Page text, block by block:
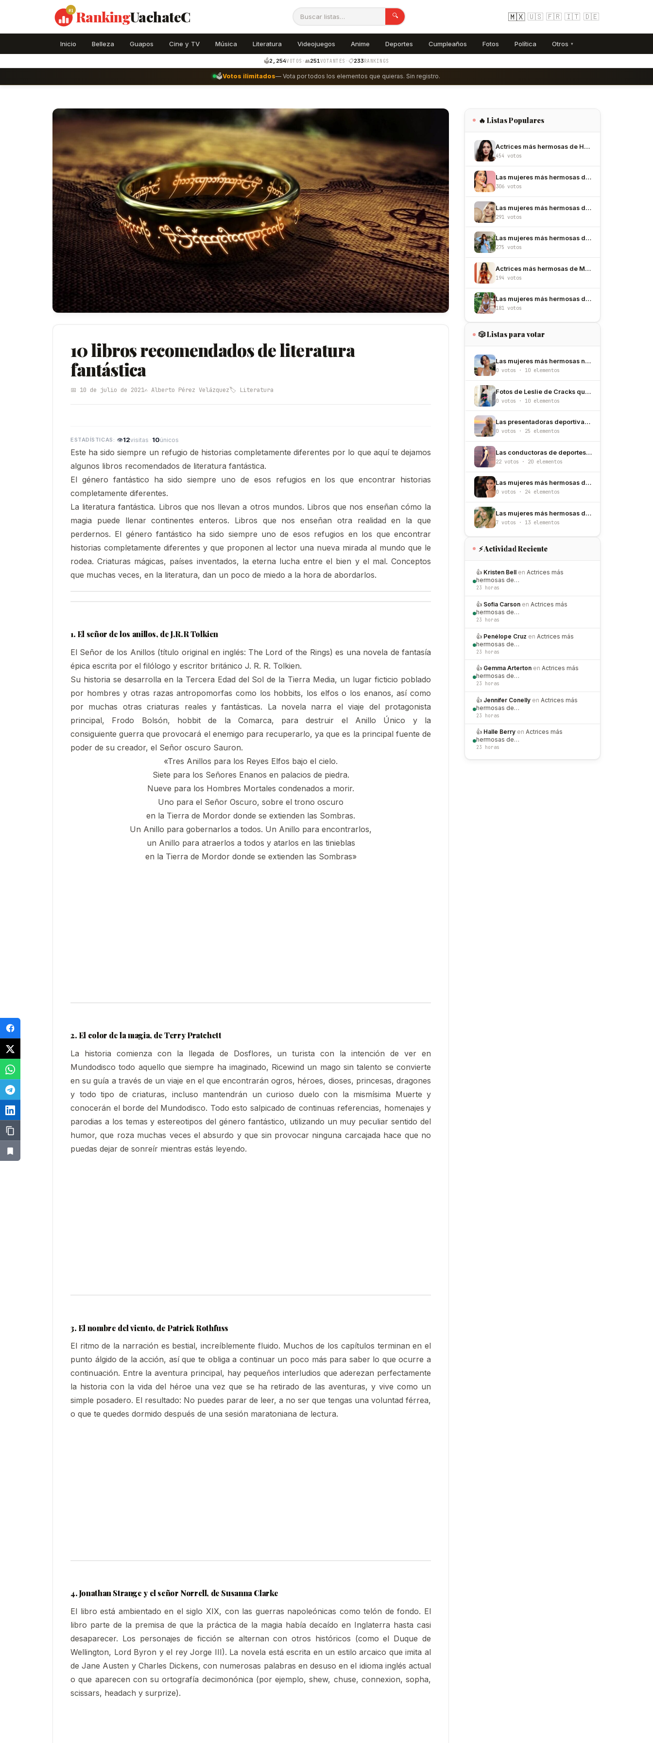
#1 RankingUachateC 🔍 🇲🇽 🇺🇸 🇫🇷 🇮🇹 🇩🇪
Inicio Belleza Guapos Cine y TV Música Literatura Videojuegos Anime Deportes Cumpleaños Fotos Política Otros ▾
🗳️2,254VOTOS ·👥251VOTANTES ·📋233RANKINGS
🗳️Votos ilimitados— Vota por todos los elementos que quieras. Sin registro.
10 libros recomendados de literatura
fantástica
📅 10 de julio de 2021✍️ Alberto Pérez Velázquez🏷️ Literatura
👁12visitas · 10únicos
Este ha sido siempre un refugio de historias completamente diferentes por lo que aquí te dejamos
algunos libros recomendados de literatura fantástica.
El género fantástico ha sido siempre uno de esos refugios en los que encontrar historias
completamente diferentes.
La literatura fantástica. Libros que nos llevan a otros mundos. Libros que nos enseñan cómo la
magia puede llenar continentes enteros. Libros que nos enseñan otra realidad en la que
perdernos. El género fantástico ha sido siempre uno de esos refugios en los que encontrar
historias completamente diferentes y que proponen al lector una nueva mirada al mundo que le
rodea. Criaturas mágicas, países inventados, la eterna lucha entre el bien y el mal. Conceptos
que muchas veces, en la literatura, dan un poco de miedo a la hora de abordarlos.
1. El señor de los anillos, de J.R.R Tolkien
El Señor de los Anillos (título original en inglés: The Lord of the Rings) es una novela de fantasía
épica escrita por el filólogo y escritor británico J. R. R. Tolkien.
Su historia se desarrolla en la Tercera Edad del Sol de la Tierra Media, un lugar ficticio poblado
por hombres y otras razas antropomorfas como los hobbits, los elfos o los enanos, así como
por muchas otras criaturas reales y fantásticas. La novela narra el viaje del protagonista
principal, Frodo Bolsón, hobbit de la Comarca, para destruir el Anillo Único y la
consiguiente guerra que provocará el enemigo para recuperarlo, ya que es la principal fuente de
poder de su creador, el Señor oscuro Sauron.
«Tres Anillos para los Reyes Elfos bajo el cielo.
Siete para los Señores Enanos en palacios de piedra.
Nueve para los Hombres Mortales condenados a morir.
Uno para el Señor Oscuro, sobre el trono oscuro
en la Tierra de Mordor donde se extienden las Sombras.
Un Anillo para gobernarlos a todos. Un Anillo para encontrarlos,
un Anillo para atraerlos a todos y atarlos en las tinieblas
en la Tierra de Mordor donde se extienden las Sombras»
2. El color de la magia, de Terry Pratchett
La historia comienza con la llegada de Dosflores, un turista con la intención de ver en
Mundodisco todo aquello que siempre ha imaginado, Ricewind un mago sin talento se convierte
en su guía a través de un viaje en el que encontrarán ogros, héroes, dioses, princesas, dragones
y todo tipo de criaturas, incluso mantendrán un curioso duelo con la mismísima Muerte y
conocerán el borde del Mundodisco. Todo esto salpicado de continuas referencias, homenajes y
parodias a los temas y estereotipos del género fantástico, utilizando un muy peculiar sentido del
humor, que roza muchas veces el absurdo y que sin provocar ninguna carcajada hace que no
puedas dejar de sonreír mientras estás leyendo.
3. El nombre del viento, de Patrick Rothfuss
El ritmo de la narración es bestial, increíblemente fluido. Muchos de los capítulos terminan en el
punto álgido de la acción, así que te obliga a continuar un poco más para saber lo que ocurre a
continuación. Entre la aventura principal, hay pequeños interludios que aderezan perfectamente
la historia con la vida del héroe una vez que se ha retirado de las aventuras, y vive como un
simple posadero. El resultado: No puedes parar de leer, a no ser que tengas una voluntad férrea,
o que te quedes dormido después de una sesión maratoniana de lectura.
4. Jonathan Strange y el señor Norrell, de Susanna Clarke
El libro está ambientado en el siglo XIX, con las guerras napoleónicas como telón de fondo. El
libro parte de la premisa de que la práctica de la magia había decaído en Inglaterra hasta casi
desaparecer. Los personajes de ficción se alternan con otros históricos (como el Duque de
Wellington, Lord Byron y el rey Jorge III). La novela está escrita en un estilo arcaico que imita al
de Jane Austen y Charles Dickens, con numerosas palabras en desuso en el idioma inglés actual
o que aparecen con su ortografía decimonónica (por ejemplo, shew, chuse, connexion, sopha,
scissars, headach y surprize).
🔥 Listas Populares
Actrices más hermosas de Hollywood
454 votos
Las mujeres más hermosas de México
306 votos
Las mujeres más hermosas de Colombia
291 votos
Las mujeres más hermosas de España
275 votos
Actrices más hermosas de México
194 votos
Las mujeres más hermosas de Argentina
181 votos
🎲 Listas para votar
Las mujeres más hermosas nacidas un 23 de junio
0 votos · 10 elementos
Fotos de Leslie de Cracks que explican por qué es de las más hermosas de México
0 votos · 10 elementos
Las presentadoras deportivas más hermosas de Estados Unidos
0 votos · 25 elementos
Las conductoras de deportes más hermosas de México
22 votos · 20 elementos
Las mujeres más hermosas de Brasil
0 votos · 24 elementos
Las mujeres más hermosas de Uruguay
7 votos · 13 elementos
⚡ Actividad Reciente
👍 Kristen Bell en Actrices más
hermosas de…
23 horas
👍 Sofia Carson en Actrices más
hermosas de…
23 horas
👍 Penélope Cruz en Actrices más
hermosas de…
23 horas
👍 Gemma Arterton en Actrices más
hermosas de…
23 horas
👍 Jennifer Conelly en Actrices más
hermosas de…
23 horas
👍 Halle Berry en Actrices más
hermosas de…
23 horas